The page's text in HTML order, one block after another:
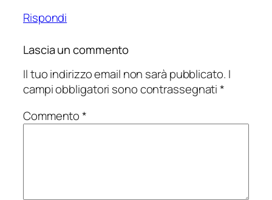
Rispondi
Lascia un commento
Il tuo indirizzo email non sarà pubblicato. I
campi obbligatori sono contrassegnati*
Commento*